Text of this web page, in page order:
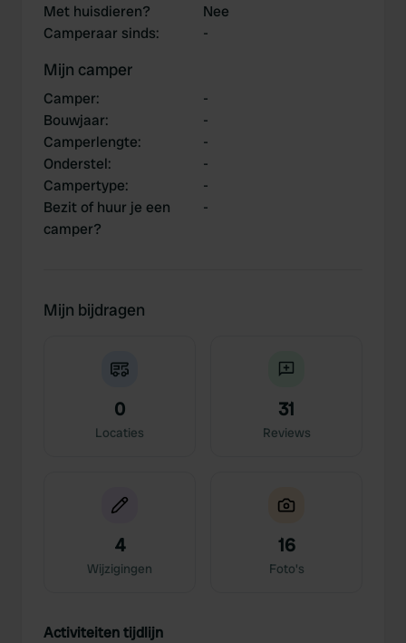
Met huisdieren?
Nee
Camperaar sinds: -
Mijn camper
Camper:
-
Bouwjaar:
-
Camperlengte:
-
Onderstel:
-
Campertype:
-
Bezit of huur je een
camper?
-
Mijn bijdragen
0
Locaties
31
Reviews
4
Wijzigingen
16
Foto's
Activiteiten tijdlijn